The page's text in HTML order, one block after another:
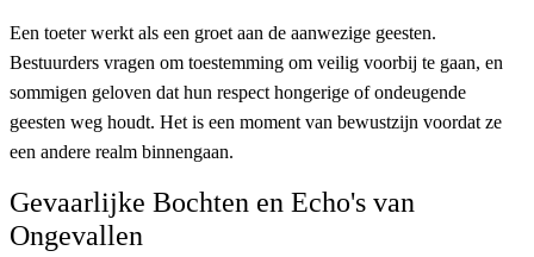
Een toeter werkt als een groet aan de aanwezige geesten.
Bestuurders vragen om toestemming om veilig voorbij te gaan, en
sommigen geloven dat hun respect hongerige of ondeugende
geesten weg houdt. Het is een moment van bewustzijn voordat ze
een andere realm binnengaan.
Gevaarlijke Bochten en Echo's van
Ongevallen